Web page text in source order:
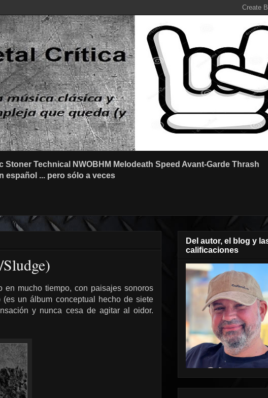
Technical NWOBHM Melodeath Speed Avant-Garde Thrash
español ... pero sólo a veces
mucho tiempo, con paisajes sonoros
un álbum conceptual hecho de siete
y nunca cesa de agitar al oidor.
Del autor, el blog y
calificaciones